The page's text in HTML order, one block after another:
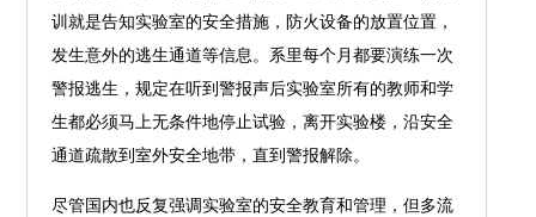
训就是告知实验室的安全措施，防火设备的放置位置，
发生意外的逃生通道等信息。系里每个月都要演练一次
警报逃生，规定在听到警报声后实验室所有的教师和学
生都必须马上无条件地停止试验，离开实验楼，沿安全
通道疏散到室外安全地带，直到警报解除。
尽管国内也反复强调实验室的安全教育和管理，但多流